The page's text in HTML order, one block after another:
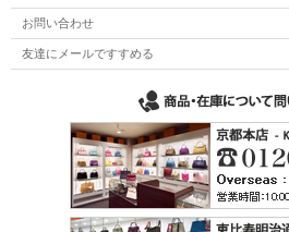
お問い合わせ
友達にメールですすめる